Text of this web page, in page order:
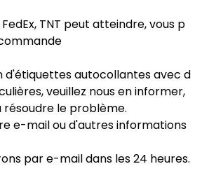
FedEx, TNT peut atteindre, vous p
d'étiquettes autocollantes avec d
veuillez nous en informer,
résoudre le problème.
e-mail ou d'autres informations
par e-mail dans les 24 heures.